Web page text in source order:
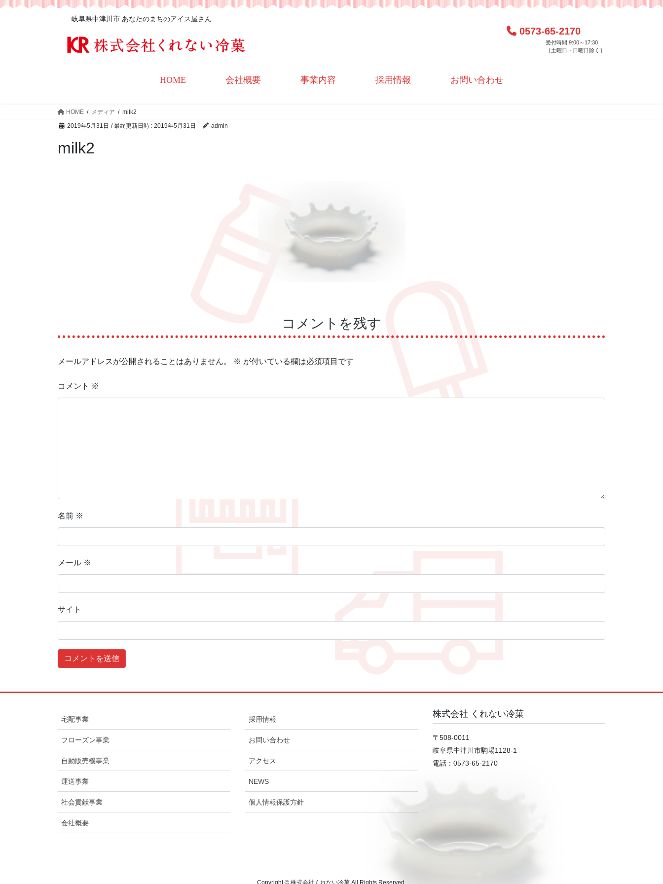
岐阜県中津川市 あなたのまちのアイス屋さん
0573-65-2170
受付時間 9:00～17:30
［土曜日・日曜日除く］
HOME 会社概要 事業内容 採用情報 お問い合わせ
HOME メディア
milk2
2019年5月31日 / 最終更新日時 : 2019年5月31日 admin
milk2
コメントを残す
メールアドレスが公開されることはありません。 ※ が付いている欄は必須項目です
コメント ※
名前 ※
メール ※
サイト
宅配事業
フローズン事業
自動販売機事業
運送事業
社会貢献事業
会社概要
採用情報
お問い合わせ
アクセス
NEWS
個人情報保護方針
株式会社 くれない冷菓
〒508-0011
岐阜県中津川市駒場1128-1
電話：0573-65-2170